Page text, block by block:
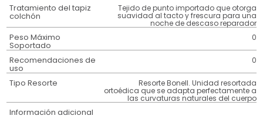
Tratamiento del tapiz
colchón
Tejido de punto importado que otorga
suavidad al tacto y frescura para una
noche de descaso reparador
Peso Máximo
Soportado
0
Recomendaciones de
uso
0
Tipo Resorte Resorte Bonell. Unidad resortada
ortoédica que se adapta perfectamente a
las curvaturas naturales del cuerpo
Información adicional